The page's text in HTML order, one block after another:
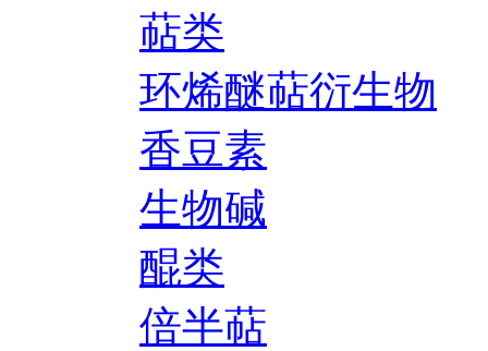
萜类
环烯醚萜衍生物
香豆素
生物碱
醌类
倍半萜